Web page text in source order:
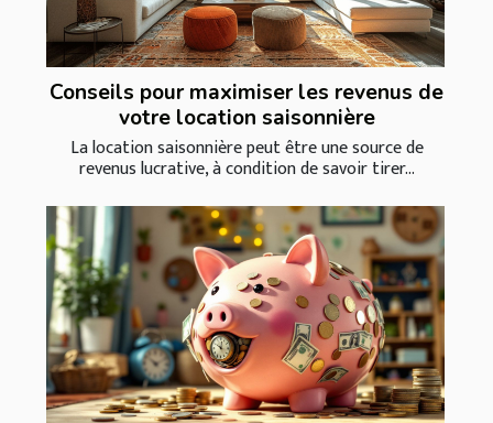
Conseils pour maximiser les revenus de
votre location saisonnière
La location saisonnière peut être une source de
revenus lucrative, à condition de savoir tirer...